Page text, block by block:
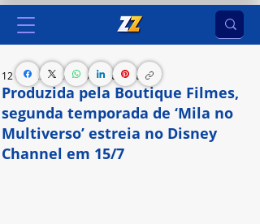
Produzida pela Boutique Filmes,
segunda temporada de ‘Mila no
Multiverso’ estreia no Disney
Channel em 15/7
12 de jul. de 2024 3 min de leitura